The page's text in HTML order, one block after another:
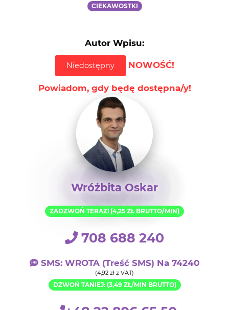
CIEKAWOSTKI
Autor Wpisu:
Niedostępny NOWOŚĆ!
Powiadom, gdy będę dostępna/y!
Wróżbita Oskar
ZADZWOŃ TERAZ! (4,25 ZŁ BRUTTO/MIN)
708 688 240
SMS: WROTA (treść SMS) Na 74240
(4,92 zł z VAT)
DZWOŃ TANIEJ: (3,49 ZŁ/MIN BRUTTO)